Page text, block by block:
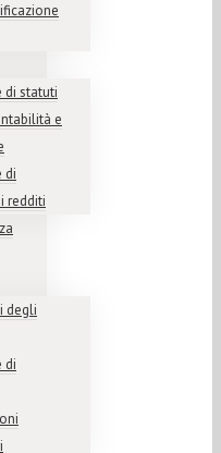
di statuti
e
di
redditi
degli
di